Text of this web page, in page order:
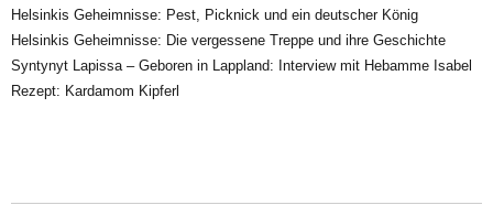
Helsinkis Geheimnisse: Pest, Picknick und ein deutscher König
Helsinkis Geheimnisse: Die vergessene Treppe und ihre Geschichte
Syntynyt Lapissa – Geboren in Lappland: Interview mit Hebamme Isabel
Rezept: Kardamom Kipferl